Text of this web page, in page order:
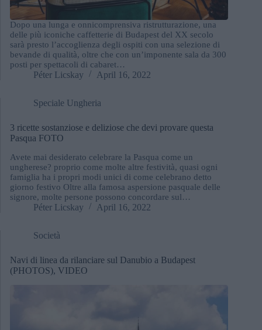
Dopo una lunga e onnicomprensiva ristrutturazione, una
delle più iconiche caffetterie di Budapest del XX secolo
sarà presto l’accoglienza degli ospiti con una selezione di
bevande di qualità, oltre che con un’imponente sala da 300
posti per spettacoli di cabaret…
Péter Licskay April 16, 2022
Speciale Ungheria
3 ricette sostanziose e deliziose che devi provare questa
Pasqua FOTO
Avete mai desiderato celebrare la Pasqua come un
ungherese? proprio come molte altre festività, quasi ogni
famiglia ha i propri modi unici di come celebrano detto
giorno festivo Oltre alla famosa aspersione pasquale delle
signore, molte persone possono concordare sul…
Péter Licskay April 16, 2022
Società
Navi di linea da rilanciare sul Danubio a Budapest
(PHOTOS), VIDEO